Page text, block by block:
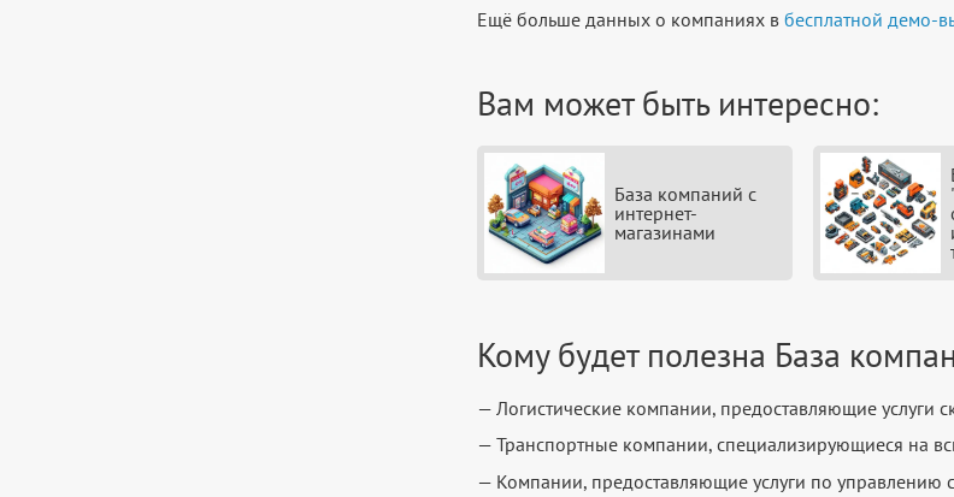
Ещё больше данных о компаниях вбесплатной демо-
Вам может быть интересно:
База компаний с
интернет-
магазинами
Кому будет полезна База
— Логистические компании, предоставляющие услуги
— Транспортные компании, специализирующиеся на
— Компании, предоставляющие услуги по управлению